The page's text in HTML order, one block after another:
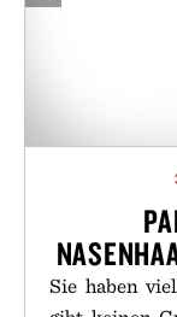
Sie haben